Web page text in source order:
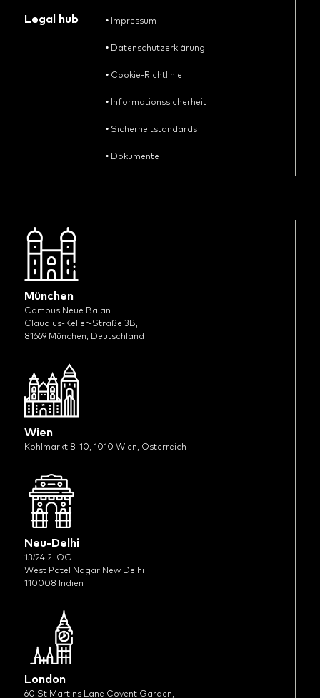
Legal hub •Impressum
•Datenschutzerklärung
•Cookie-Richtlinie
•Informationssicherheit
•Sicherheitstandards
•Dokumente
München
Campus Neue Balan
Claudius-Keller-Straße 3B,
81669 München, Deutschland
Wien
Kohlmarkt 8-10, 1010 Wien, Österreich
Neu-Delhi
13/24 2. OG.
West Patel Nagar New Delhi
110008 Indien
London
60 St Martins Lane Covent Garden,